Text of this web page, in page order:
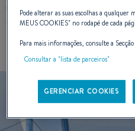
uma nova paixão. Este uso
comunidade náutica levaram ao
Pode alterar as suas escolhas a
MEUS COOKIES" no rodapé de cada
Para mais informações, consulte a
Consultar a "lista de parceiros"
GERENCIAR COOKIES